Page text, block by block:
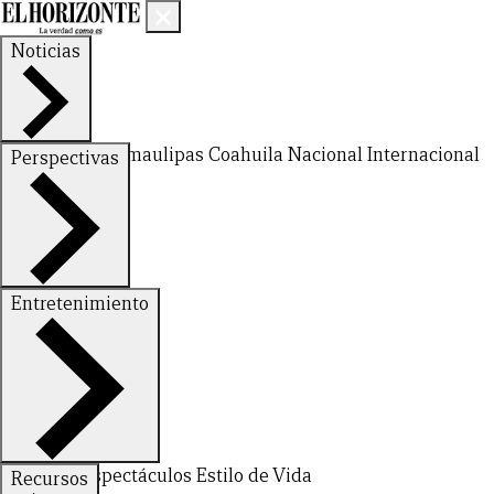
Noticias
Nuevo LeónTamaulipas Coahuila NacionalInternacional
Perspectivas
FinanzasOpinión
Entretenimiento
DeportesEspectáculos Estilo de Vida
Recursos
CERRAR